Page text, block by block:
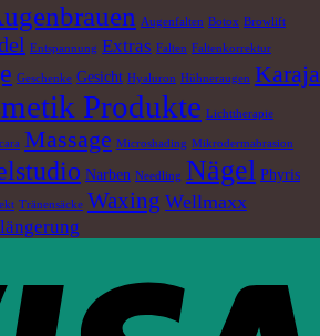
Augenfalten Botox Browlift
Entspannung Extras Falten Faltenkorrektur
Geschenke Gesicht Hyaluron Hühneraugen Karaja
Produkte Lichttherapie
Massage Microshading Mikrodermabrasion
Narben Needling Nägel Phyris
Tränensäcke Waxing Wellmaxx